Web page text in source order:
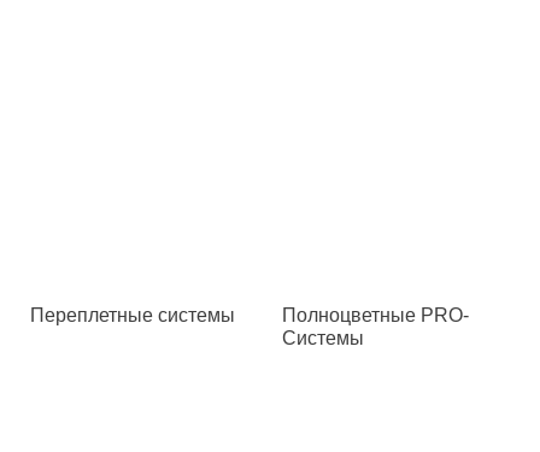
Переплетные системы
Полноцветные PRO-
Системы